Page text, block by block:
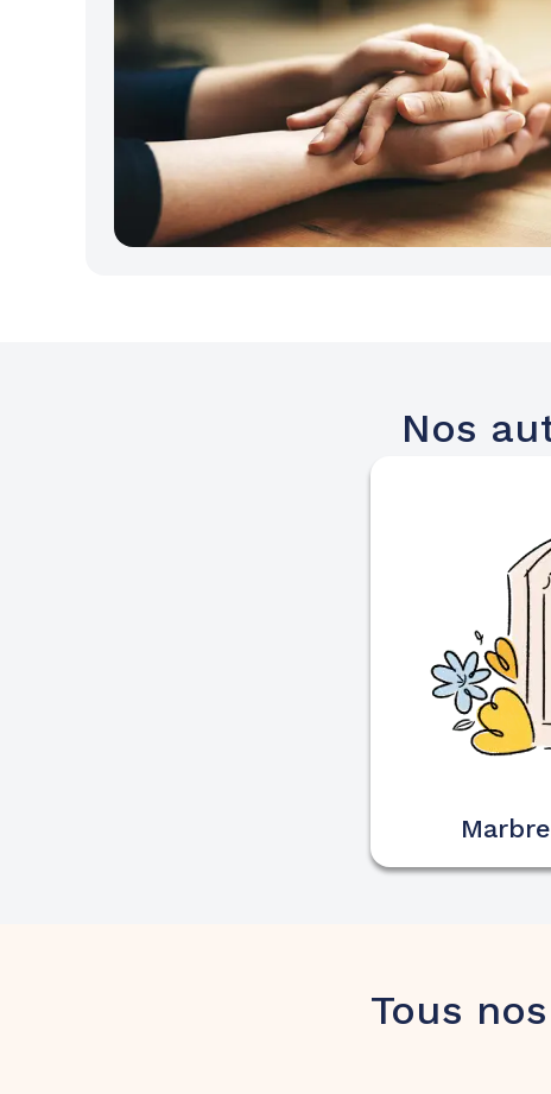
Nos
Tous